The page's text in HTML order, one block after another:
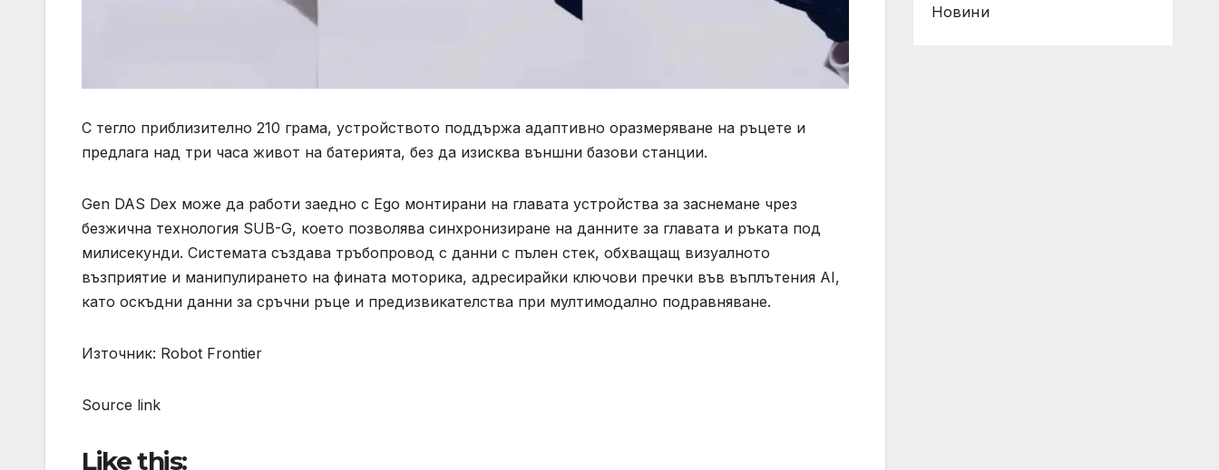
С тегло приблизително 210 грама, устройството поддържа адаптивно оразмеряване на ръцете и
предлага над три часа живот на батерията, без да изисква външни базови станции.
Gen DAS Dex може да работи заедно с Ego монтирани на главата устройства за заснемане чрез
безжична технология SUB-G, което позволява синхронизиране на данните за главата и ръката под
милисекунди. Системата създава тръбопровод с данни с пълен стек, обхващащ визуалното
възприятие и манипулирането на фината моторика, адресирайки ключови пречки във въплътения AI,
като оскъдни данни за сръчни ръце и предизвикателства при мултимодално подравняване.
Източник: Robot Frontier
Source link
Like this:
Новини